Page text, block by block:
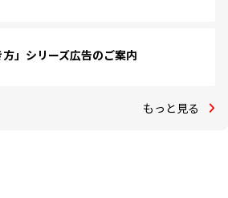
方」シリーズ広告のご案内
もっと見る